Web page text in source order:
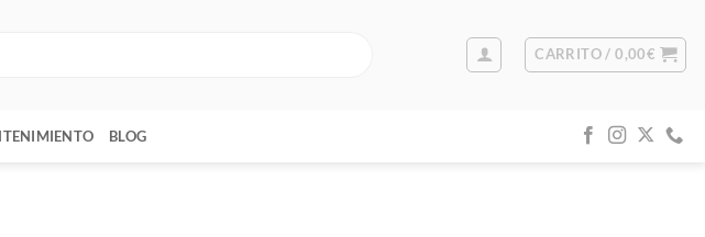
CARRITO /0,00€
BLOG